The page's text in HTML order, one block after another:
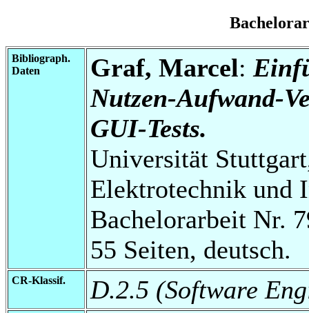
Bibliograph.
Daten
Graf, Marcel:
Nutzen-Aufwand-
GUI-Tests.
Universität
Elektrotechnik und
Bachelorarbeit Nr.
55 Seiten, deutsch.
CR-Klassif. D.2.5 (Software